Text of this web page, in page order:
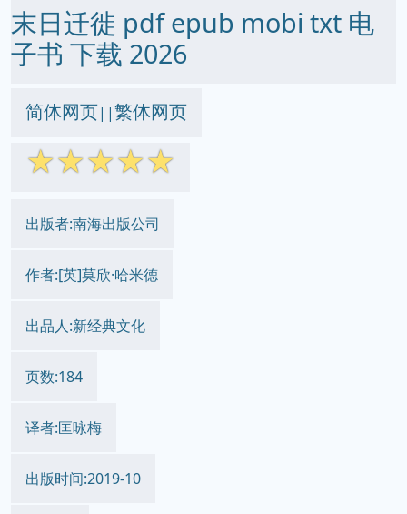
末日迁徙 pdf epub mobi txt 电
子书 下载 2026
简体网页||繁体网页
☆☆☆☆☆
出版者:南海出版公司
作者:[英]莫欣·哈米德
出品人:新经典文化
页数:184
译者:匡咏梅
出版时间:2019-10